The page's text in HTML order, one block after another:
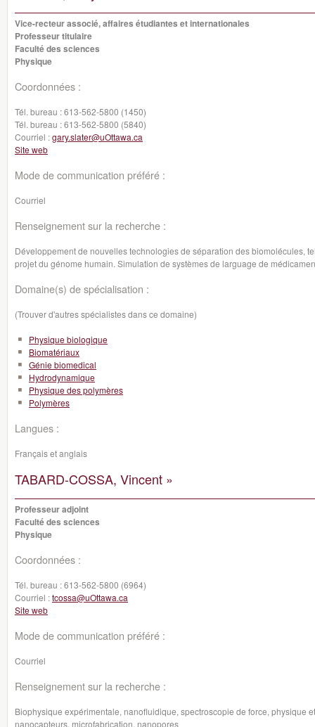
Vice-recteur associé, affaires étudiantes et internationales
Professeur titulaire
Faculté des sciences
Physique
Coordonnées :
Tél. bureau :613-562-5800 (1450)
Tél. bureau :613-562-5800 (5840)
Courriel :gary.slater@uOttawa.ca
Site web
Mode de communication préféré :
Courriel
Renseignement sur la recherche :
Développement de nouvelles technologies de séparation des biomolécules,
projet du génome humain. Simulation de systèmes de larguage de
Domaine(s) de spécialisation :
(Trouver d'autres spécialistes dans ce domaine)
Physique biologique
Biomatériaux
Génie biomedical
Hydrodynamique
Physique des polymères
Polymères
Langues :
Français et anglais
TABARD-COSSA, Vincent »
Professeur adjoint
Faculté des sciences
Physique
Coordonnées :
Tél. bureau :613-562-5800 (6964)
Courriel :tcossa@uOttawa.ca
Site web
Mode de communication préféré :
Courriel
Renseignement sur la recherche :
Biophysique expérimentale, nanofluidique, spectroscopie de force, physique
nanocapteurs, microfabrication, nanopores